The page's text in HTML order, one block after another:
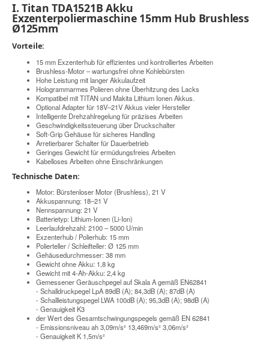
I. Titan TDA1521B Akku
Exzenterpoliermaschine 15mm Hub Brushless
Ø125mm
Vorteile:
15 mm Exzenterhub für effizientes und kontrolliertes Arbeiten
Brushless-Motor – wartungsfrei ohne Kohlebürsten
Hohe Leistung mit langer Akkulaufzeit
Hologrammarmes Polieren ohne Überhitzung des Lacks
Kompatibel mit TITAN und Makita Lithium Ionen Akkus.
Optional Adapter für 18V–21V Akkus vieler Hersteller
Intelligente Drehzahlregelung für präzises Arbeiten
Geschwindigkeitssteuerung über Druckschalter
Soft-Grip Gehäuse für sicheres Handling
Arretierbarer Schalter für Dauerbetrieb
Geringes Gewicht für ermüdungsfreies Arbeiten
Kabelloses Arbeiten ohne Einschränkungen
Technische Daten:
Motor: Bürstenloser Motor (Brushless), 21 V
Akkuspannung: 18–21 V
Nennspannung: 21 V
Batterietyp: Lithium-Ionen (Li-Ion)
Leerlaufdrehzahl: 2100 – 5000 U/min
Exzenterhub / Polierhub: 15 mm
Polierteller / Schleifteller: Ø 125 mm
Gehäusedurchmesser: 38 mm
Gewicht ohne Akku: 1,8 kg
Gewicht mit 4-Ah-Akku: 2,4 kg
Gemessener Geräuschpegel auf Skala A gemäß EN62841
- Schalldruckpegel LpA 89dB (A); 84,3dB (A); 87dB (A)
- Schallleistungspegel LWA 100dB (A); 95,3dB (A); 98dB (A)
- Genauigkeit K3
der Wert des Gesamtschwingungspegels gemäß EN 62841
- Emissionsniveau ah 3,09m/s² 13,469m/s² 3,06m/s²
- Genauigkeit K 1,5m/s²